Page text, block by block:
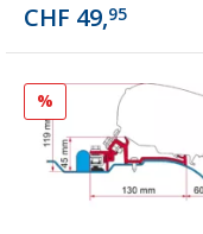
CHF 49,95
%